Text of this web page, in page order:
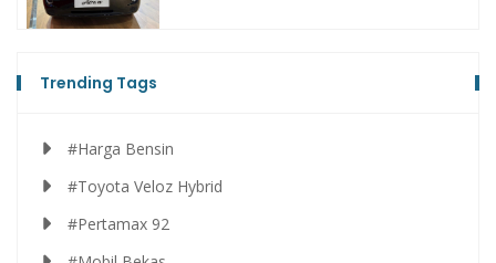
Trending Tags
#Harga Bensin
#Toyota Veloz Hybrid
#Pertamax 92